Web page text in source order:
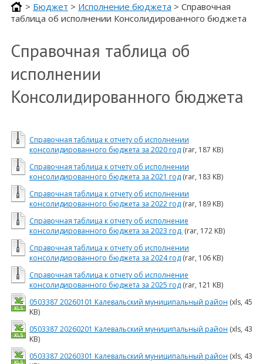
> Бюджет > Исполнение бюджета > Справочная
таблица об исполнении Консолидированного бюджета
Справочная таблица об
исполнении
Консолидированного бюджета
Справочная таблица к отчету об исполнении
консолидированного бюджета за 2020 год (rar, 187 KB)
Справочная таблица к отчету об исполнении
консолидированного бюджета за 2021 год (rar, 183 KB)
Справочная таблица к отчету об исполнении
консолидированного бюджета за 2022 год (rar, 189 KB)
Справочная таблица к отчету об исполнение
консолидированного бюджета за 2023 год. (rar, 172 KB)
Справочная таблица к отчету об исполнении
консолидированного бюджета за 2024 год (rar, 106 KB)
Справочная таблица к отчету об исполнение
консолидированного бюджета за 2025 год (rar, 121 KB)
0503387 20260101 Калевальский муниципальный район (xls, 45
KB)
0503387 20260201 Калевальский муниципальный район (xls, 43
KB)
0503387 20260301 Калевальский муниципальный район (xls, 43